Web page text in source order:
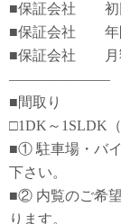
■保証会社 初回
■保証会社 年間
■保証会社 月
―――――――
■間取り
□1DK～1SLDK（
■① 駐車場・バ
下さい。
■② 内覧のご希
ります。